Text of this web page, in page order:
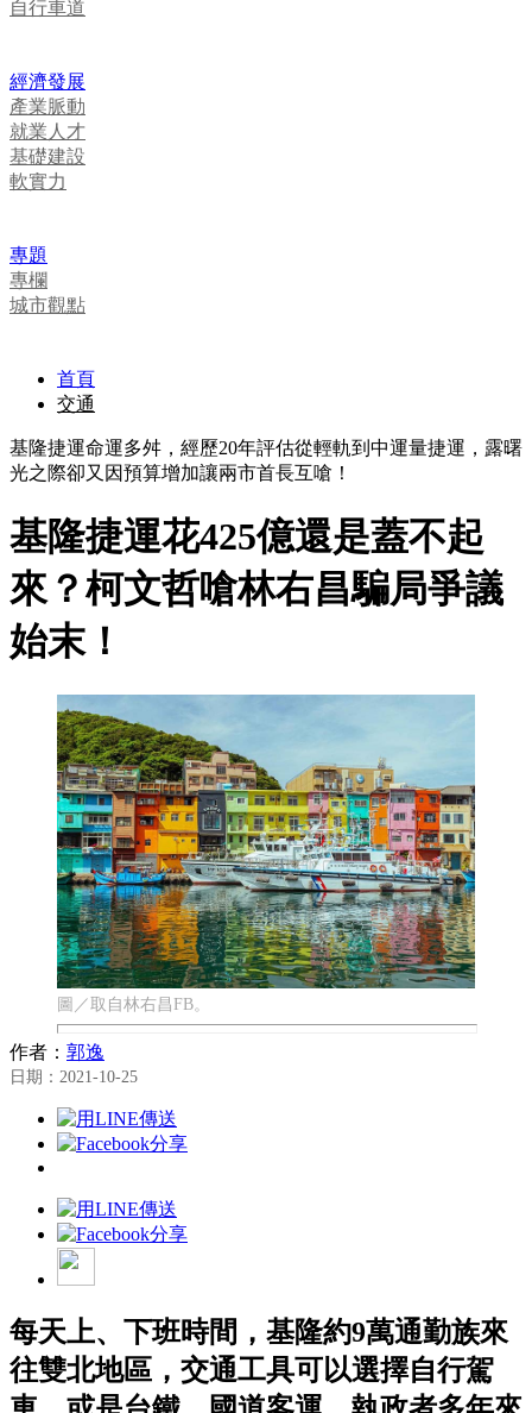
自行車道
經濟發展
產業脈動
就業人才
基礎建設
軟實力
專題
專欄
城市觀點
首頁
交通
基隆捷運命運多舛，經歷20年評估從輕軌到中運量捷運，露曙
光之際卻又因預算增加讓兩市首長互嗆！
基隆捷運花425億還是蓋不起
來？柯文哲嗆林右昌騙局爭議
始末！
圖／取自林右昌FB。
作者： 郭逸
日期：2021-10-25
每天上、下班時間，基隆約9萬通勤族來
往雙北地區，交通工具可以選擇自行駕